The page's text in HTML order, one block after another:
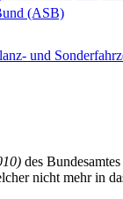
(ASB)
und
des
nicht mehr in